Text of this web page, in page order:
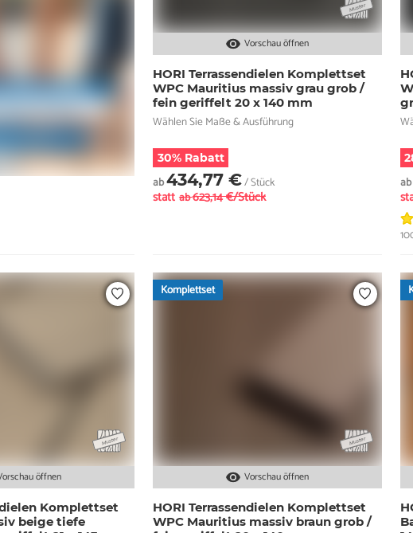
Vorschau öffnen
HORI Terrassendielen Komplettset
WPC Mauritius massiv grau grob /
fein geriffelt 20 x 140 mm
Wählen Sie Maße & Ausführung
30% Rabatt
ab434,77 €/ Stück
statt ab623,14 €/Stück
ab
öffnen
Komplettset
beige tiefe
Komplettset
Vorschau öffnen
HORI Terrassendielen Komplettset
WPC Mauritius massiv braun grob /